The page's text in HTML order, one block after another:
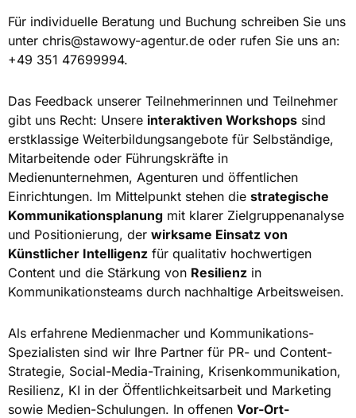
Für individuelle Beratung und Buchung schreiben Sie uns
unter chris@stawowy-agentur.de oder rufen Sie uns an:
+49 351 47699994.
Das Feedback unserer Teilnehmerinnen und Teilnehmer
gibt uns Recht: Unsere interaktiven Workshops sind
erstklassige Weiterbildungsangebote für Selbständige,
Mitarbeitende oder Führungskräfte in
Medienunternehmen, Agenturen und öffentlichen
Einrichtungen. Im Mittelpunkt stehen die strategische
Kommunikationsplanung mit klarer Zielgruppenanalyse
und Positionierung, der wirksame Einsatz von
Künstlicher Intelligenz für qualitativ hochwertigen
Content und die Stärkung von Resilienz in
Kommunikationsteams durch nachhaltige Arbeitsweisen.
Als erfahrene Medienmacher und Kommunikations-
Spezialisten sind wir Ihre Partner für PR- und Content-
Strategie, Social-Media-Training, Krisenkommunikation,
Resilienz, KI in der Öffentlichkeitsarbeit und Marketing
sowie Medien-Schulungen. In offenen Vor-Ort-